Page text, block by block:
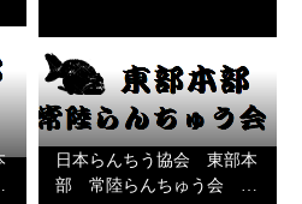
日本らんちう協会 東部本
部 常陸らんちゅう会 …